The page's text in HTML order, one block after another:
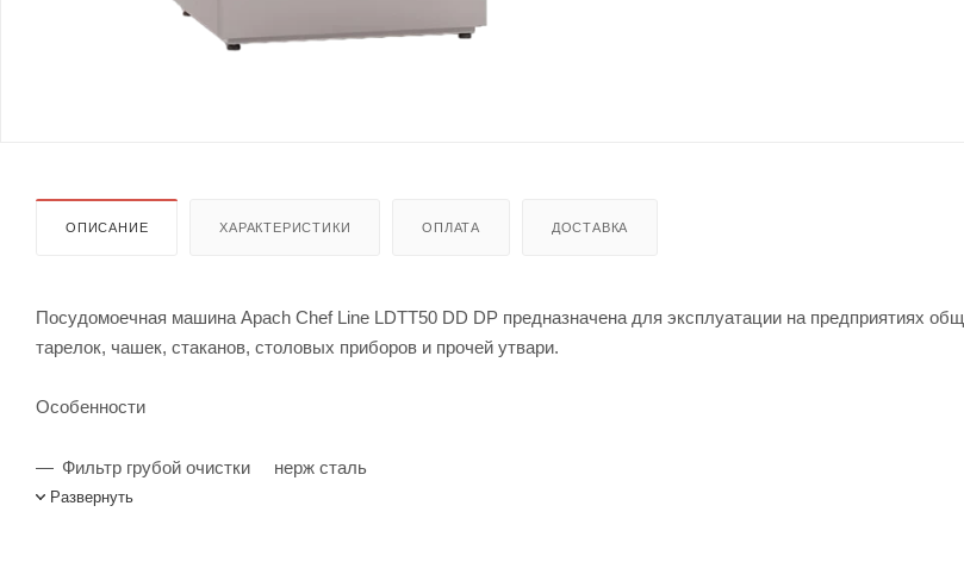
ОПИСАНИЕ ХАРАКТЕРИСТИКИ ОПЛАТА ДОСТАВКА
Посудомоечная машина Apach Chef Line LDTT50 DD DP предназначена для эксплуатации на предприятиях
тарелок, чашек, стаканов, столовых приборов и прочей утвари.
Особенности
Фильтр грубой очистки нерж сталь
Интерфейс SmartScreen
Развернуть